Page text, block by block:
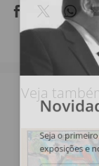
Veja
Seja o primeiro
exposições e